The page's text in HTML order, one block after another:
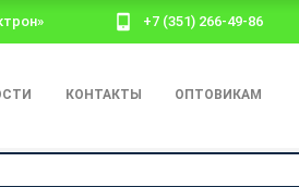
+7 (351) 266-49-86
КОНТАКТЫ ОПТОВИКАМ